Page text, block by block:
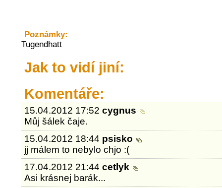
Poznámky:
Tugendhatt
Jak to vidí jiní:
Komentáře:
15.04.2012 17:52cygnus
Můj šálek čaje.
15.04.2012 18:44 psisko
jj málem to nebylo chjo :(
17.04.2012 21:44cetlyk
Asi krásnej barák...